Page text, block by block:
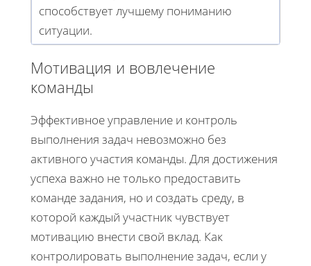
способствует лучшему пониманию
ситуации.
Мотивация и вовлечение
команды
Эффективное управление и контроль
выполнения задач невозможно без
активного участия команды. Для достижения
успеха важно не только предоставить
команде задания, но и создать среду, в
которой каждый участник чувствует
мотивацию внести свой вклад. Как
контролировать выполнение задач, если у